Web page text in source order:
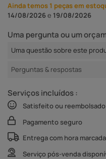
Ainda temos 1 peças em
14/08/2026e 19/08/2026
Uma pergunta ou um
Uma questão sobre este
Perguntas & respostas
Serviços incluídos :
Satisfeito ou reembolsado
Pagamento seguro
Entrega com hora marcada
Serviço pós-venda